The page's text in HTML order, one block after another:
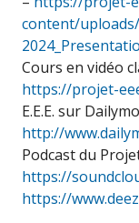
content/uploads/
Cours en vidéo
https://projet-
E.E.E. sur
http://
Podcast du
https://
https://